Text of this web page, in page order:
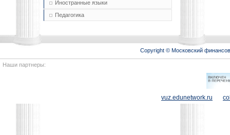
Иностранные языки
Педагогика
Copyright © Московский
Наши партнеры:
vuz.edunetwork.ru